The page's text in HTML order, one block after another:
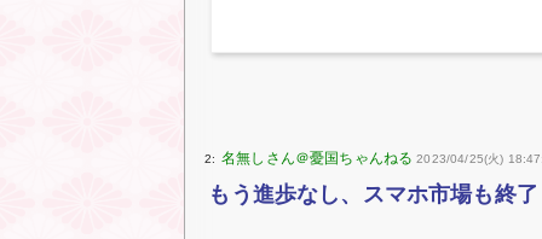
2: 2023/04/25(火)
もう進歩なし、スマホ市場も終了